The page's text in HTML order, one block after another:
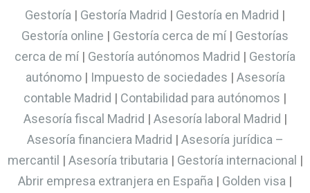
Gestoría | Gestoría Madrid | Gestoría en Madrid |
Gestoría online | Gestoría cerca de mí| Gestorías
cerca de mí| Gestoría autónomos Madrid | Gestoría
autónomo| Impuesto de sociedades | Asesoría
contable Madrid | Contabilidad para autónomos |
Asesoría fiscal Madrid | Asesoría laboral Madrid |
Asesoría financiera Madrid | Asesoría jurídica –
mercantil | Asesoría tributaria | Gestoría internacional |
Abrir empresa extranjera en España | Golden visa |